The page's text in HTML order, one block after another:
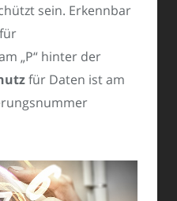
sein. Erkennbar
für
„P“ hinter der
für Daten ist am